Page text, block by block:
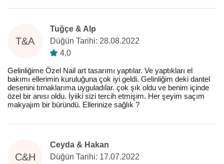
T&A
Tuğçe & Alp
Düğün Tarihi: 28.08.2022
4,0
Gelinliğime Özel Nail art tasarımı yaptılar. Ve yaptıkları el
bakımı ellerimin kuruluğuna çok iyi geldi. Gelinliğim deki dantel
desenini tırnaklarıma uyguladılar. çok şık oldu ve benim içinde
özel bir anısı oldu. İyiiki sizi tercih etmişim. Her şeyim saçım
makyajım bir büründü. Ellerinize sağlık ?
C&H
Ceyda & Hakan
Düğün Tarihi: 17.07.2022